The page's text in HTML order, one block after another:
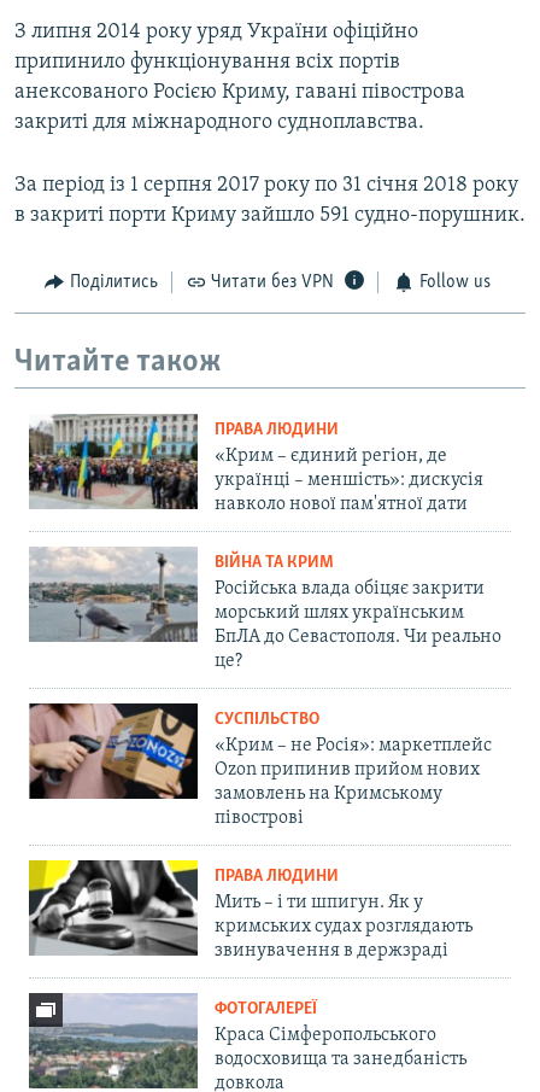
З липня 2014 року уряд України офіційно
припинило функціонування всіх портів
анексованого Росією Криму, гавані півострова
закриті для міжнародного судноплавства.
За період із 1 серпня 2017 року по 31 січня 2018 року
в закриті порти Криму зайшло 591 судно-порушник.
Поділитись Читати без VPN Follow us
Читайте також
ПРАВА ЛЮДИНИ
«Крим – єдиний регіон, де
українці – меншість»: дискусія
навколо нової пам'ятної дати
ВІЙНА ТА КРИМ
Російська влада обіцяє закрити
морський шлях українським
БпЛА до Севастополя. Чи реально
це?
СУСПІЛЬСТВО
«Крим – не Росія»: маркетплейс
Ozon припинив прийом нових
замовлень на Кримському
півострові
ПРАВА ЛЮДИНИ
Мить – і ти шпигун. Як у
кримських судах розглядають
звинувачення в держзраді
ФОТОГАЛЕРЕЇ
Краса Сімферопольського
водосховища та занедбаність
довкола